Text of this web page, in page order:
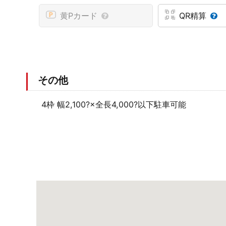
黄Pカード QR精算
その他
4枠 幅2,100?×全長4,000?以下駐車可能